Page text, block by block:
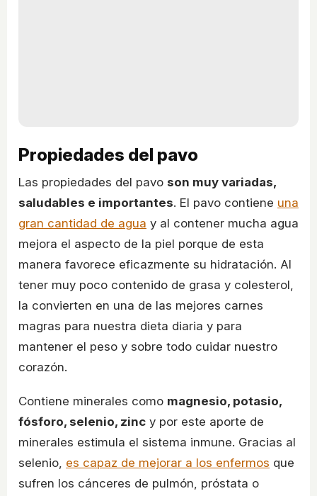
Propiedades del pavo
Las propiedades del pavo son muy variadas,
saludables e importantes. El pavo contiene una
gran cantidad de agua y al contener mucha agua
mejora el aspecto de la piel porque de esta
manera favorece eficazmente su hidratación. Al
tener muy poco contenido de grasa y colesterol,
la convierten en una de las mejores carnes
magras para nuestra dieta diaria y para
mantener el peso y sobre todo cuidar nuestro
corazón.
Contiene minerales como magnesio, potasio,
fósforo, selenio, zinc y por este aporte de
minerales estimula el sistema inmune. Gracias al
selenio, es capaz de mejorar a los enfermos que
sufren los cánceres de pulmón, próstata o